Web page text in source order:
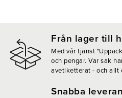
Från lager till
Med vår tjänst
och pengar. Var sak
avetiketterat - och allt
Snabba